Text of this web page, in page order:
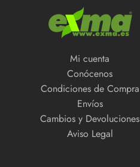
Mi cuenta
Conócenos
Condiciones de Compra
Envíos
Cambios y Devoluciones
Aviso Legal